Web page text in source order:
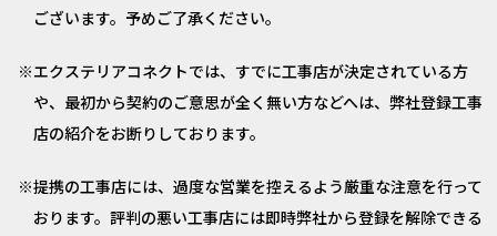
ございます。予めご了承ください。
エクステリアコネクトでは、すでに工事店が決定されている方
や、最初から契約のご意思が全く無い方などへは、弊社登録工事
店の紹介をお断りしております。
提携の工事店には、過度な営業を控えるよう厳重な注意を行って
おります。評判の悪い工事店には即時弊社から登録を解除できる